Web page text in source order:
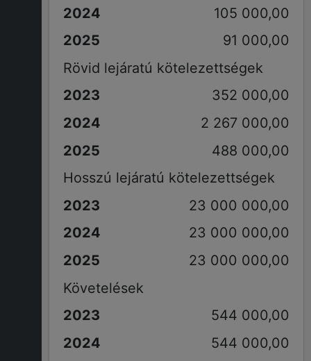
105 000,00
91 000,00
Rövid lejáratú kötelezettségek
352 000,00
2 267 000,00
488 000,00
Hosszú lejáratú kötelezettségek
23 000 000,00
23 000 000,00
23 000 000,00
Követelések
544 000,00
544 000,00